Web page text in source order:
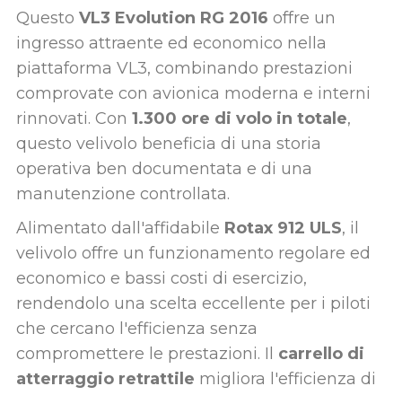
Questo VL3 Evolution RG 2016 offre un
ingresso attraente ed economico nella
piattaforma VL3, combinando prestazioni
comprovate con avionica moderna e interni
rinnovati. Con 1.300 ore di volo in totale,
questo velivolo beneficia di una storia
operativa ben documentata e di una
manutenzione controllata.
Alimentato dall'affidabile Rotax 912 ULS, il
velivolo offre un funzionamento regolare ed
economico e bassi costi di esercizio,
rendendolo una scelta eccellente per i piloti
che cercano l'efficienza senza
compromettere le prestazioni. Il carrello di
atterraggio retrattile migliora l'efficienza di